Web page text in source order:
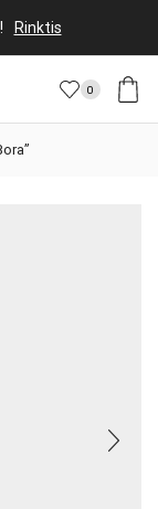
Rinktis
0